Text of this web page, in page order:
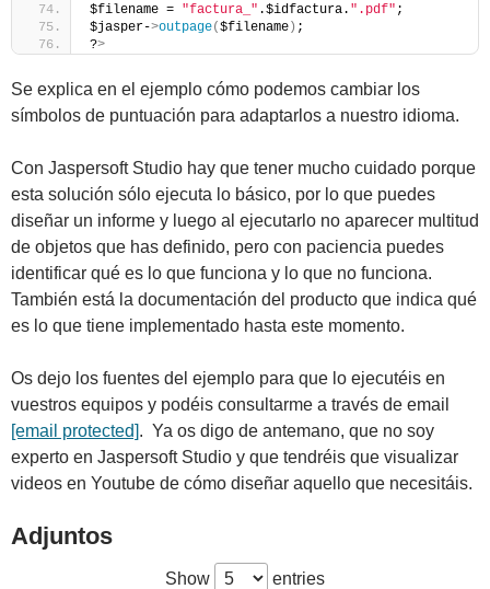
$filename = "factura_" .$idfactura. ".pdf" ;
$jasper->outpage($filename) ;
?>
Se explica en el ejemplo cómo podemos cambiar los
símbolos de puntuación para adaptarlos a nuestro idioma.
Con Jaspersoft Studio hay que tener mucho cuidado porque
esta solución sólo ejecuta lo básico, por lo que puedes
diseñar un informe y luego al ejecutarlo no aparecer multitud
de objetos que has definido, pero con paciencia puedes
identificar qué es lo que funciona y lo que no funciona.
También está la documentación del producto que indica qué
es lo que tiene implementado hasta este momento.
Os dejo los fuentes del ejemplo para que lo ejecutéis en
vuestros equipos y podéis consultarme a través de email
[email protected]. Ya os digo de antemano, que no soy
experto en Jaspersoft Studio y que tendréis que visualizar
videos en Youtube de cómo diseñar aquello que necesitáis.
Adjuntos
Show entries